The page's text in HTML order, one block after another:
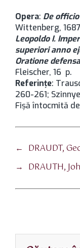
Opera: De
Wittenberg,
Leopoldo I.
superiori anno
Oratione defensa
Fleischer, 16 p.
Referinţe:
260-261;
Fișă întocmită
← DRAUDT,
→ DRAUTH,